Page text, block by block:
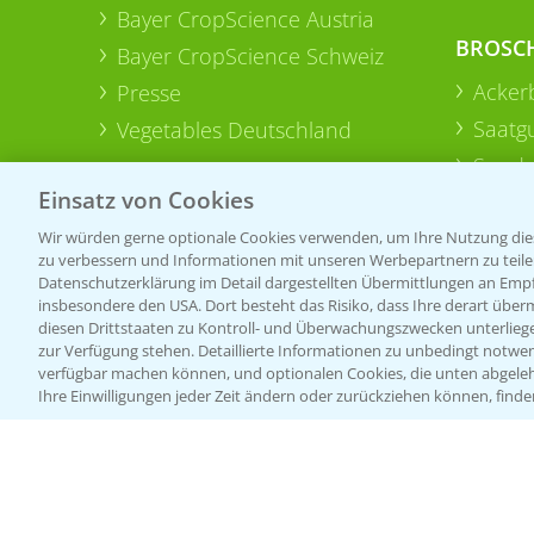
Bayer CropScience Austria
Bayer CropScience Schweiz
Presse
Vegetables Deutschland
Einsatz von Cookies
Wir würden gerne optionale Cookies verwenden, um Ihre Nutzung
zu verbessern und Informationen mit unseren Werbepartnern zu
Datenschutzerklärung im Detail dargestellten Übermittlungen an
insbesondere den USA. Dort besteht das Risiko, dass Ihre derart
diesen Drittstaaten zu Kontroll- und Überwachungszwecken
zur Verfügung stehen. Detaillierte Informationen zu unbedingt
verfügbar machen können, und optionalen Cookies, die unten
Ihre Einwilligungen jeder Zeit ändern oder zurückziehen können,